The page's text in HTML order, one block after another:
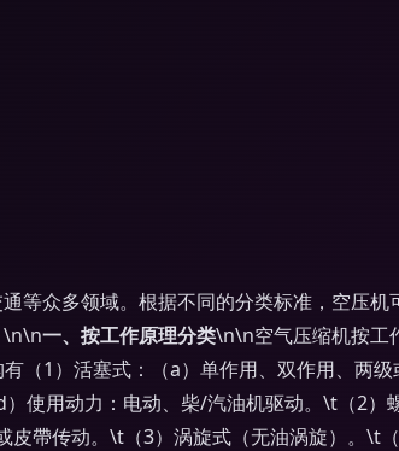
等众多领域。根据不同的分类标准，空压
\n\n一、按工作原理分类\n\n空气压缩机按工
（1）活塞式：（a）单作用、双作用、两
使用动力：电动、柴/汽油机驱动。\t（2）
皮帶传动。\t（3）涡旋式（无油涡旋）。\t